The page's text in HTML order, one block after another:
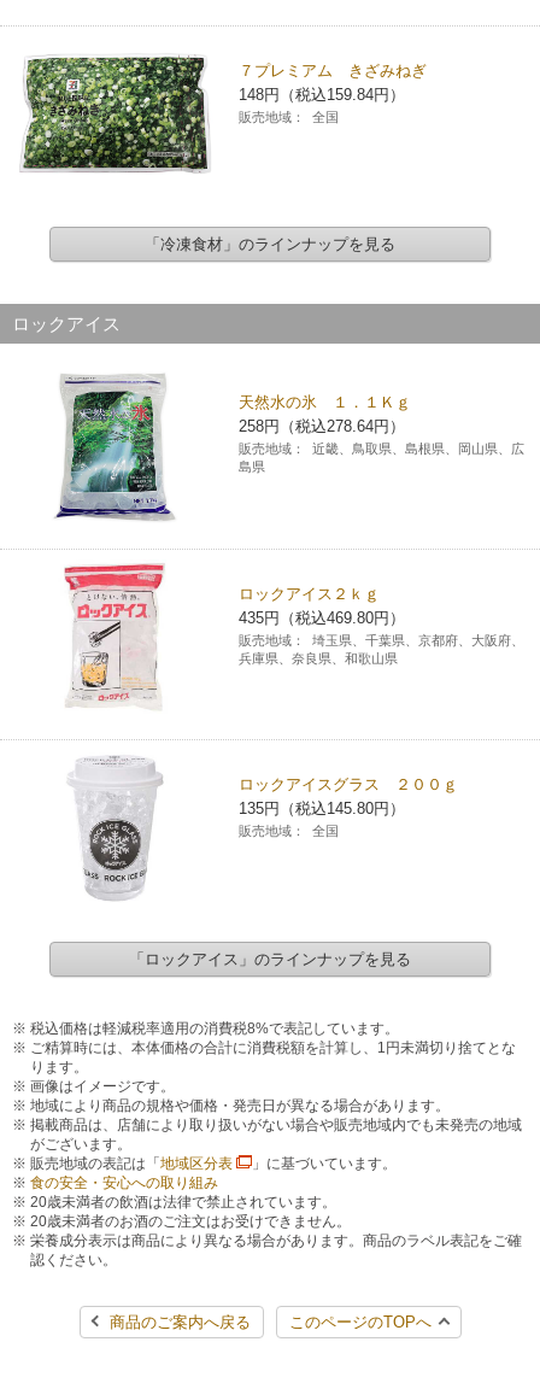
７プレミアム きざみねぎ
148円（税込159.84円）
販売地域： 全国
「冷凍食材」のラインナップを見る
ロックアイス
天然水の氷 １．１Ｋｇ
258円（税込278.64円）
販売地域：
近畿、鳥取県、島根県、岡山県、広
島県
ロックアイス２ｋｇ
435円（税込469.80円）
販売地域：
埼玉県、千葉県、京都府、大阪府、
兵庫県、奈良県、和歌山県
ロックアイスグラス ２００ｇ
135円（税込145.80円）
販売地域： 全国
「ロックアイス」のラインナップを見る
税込価格は軽減税率適用の消費税8%で表記しています。
ご精算時には、本体価格の合計に消費税額を計算し、1円未満切り捨てとな
ります。
画像はイメージです。
地域により商品の規格や価格・発売日が異なる場合があります。
掲載商品は、店舗により取り扱いがない場合や販売地域内でも未発売の地域
がございます。
販売地域の表記は「 地域区分表
」に基づいています。
食の安全・安心への取り組み
20歳未満者の飲酒は法律で禁止されています。
20歳未満者のお酒のご注文はお受けできません。
栄養成分表示は商品により異なる場合があります。商品のラベル表記をご確
認ください。
商品のご案内へ戻る このページのTOPへ